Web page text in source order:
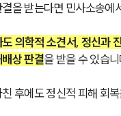
을 받는다면 민사소송
의학적 소견서, 정신과
상 판결을 받을 수 있습니
후에도 정신적 피해 회